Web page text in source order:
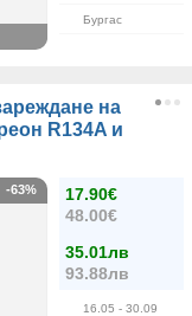
Бургас
на
R134A и
17.90€
48.00€
35.01лв
93.88лв
16.05 - 30.09
-63%